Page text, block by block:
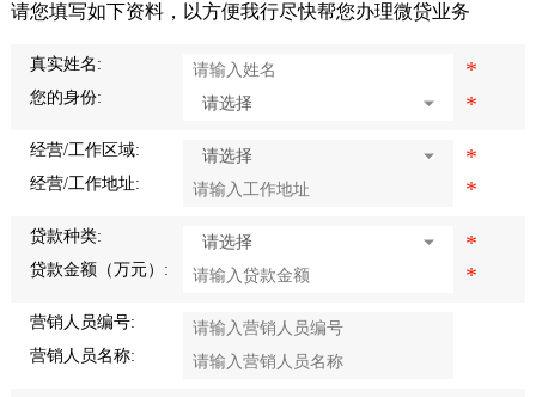
请您填写如下资料，以方便我行尽快帮您办理微贷业务
真实姓名: *
您的身份: *
经营/工作区域: *
经营/工作地址: *
贷款种类: *
贷款金额（万元）: *
营销人员编号:
营销人员名称: